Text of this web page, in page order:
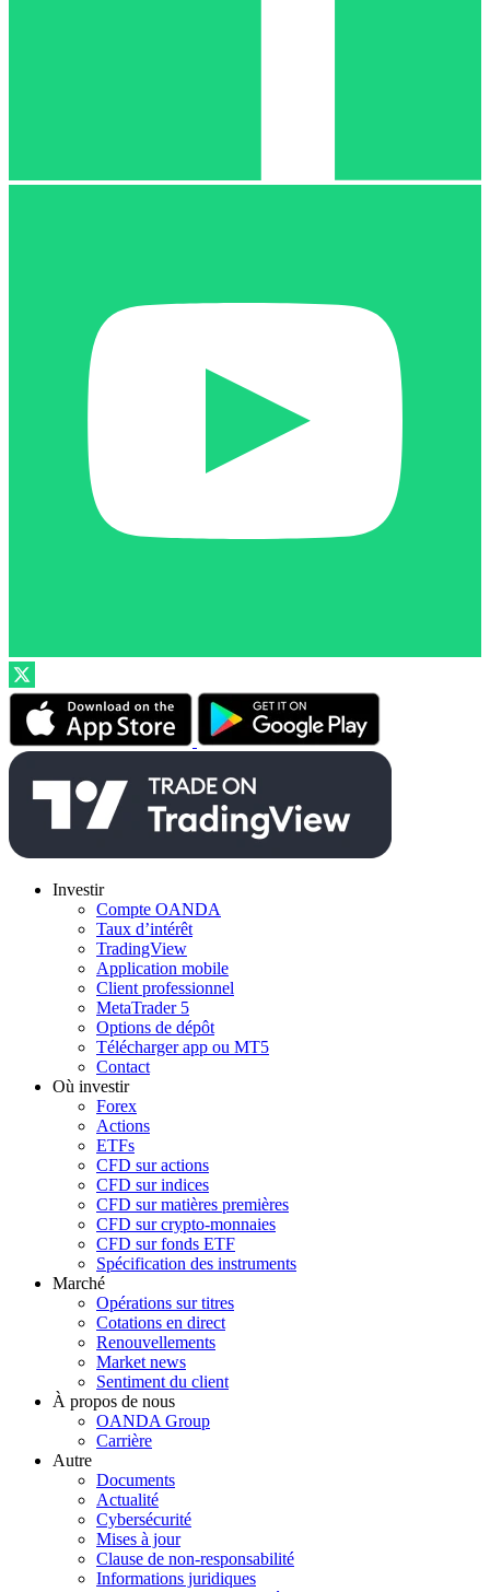
Investir
Compte OANDA
Taux d’intérêt
TradingView
Application mobile
Client professionnel
MetaTrader 5
Options de dépôt
Télécharger app ou MT5
Contact
Où investir
Forex
Actions
ETFs
CFD sur actions
CFD sur indices
CFD sur matières premières
CFD sur crypto-monnaies
CFD sur fonds ETF
Spécification des instruments
Marché
Opérations sur titres
Cotations en direct
Renouvellements
Market news
Sentiment du client
À propos de nous
OANDA Group
Carrière
Autre
Documents
Actualité
Cybersécurité
Mises à jour
Clause de non-responsabilité
Informations juridiques